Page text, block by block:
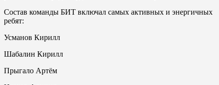
Состав команды БИТ включал самых активных и энергичных
ребят:
Усманов Кирилл
Шабалин Кирилл
Прыгало Артём